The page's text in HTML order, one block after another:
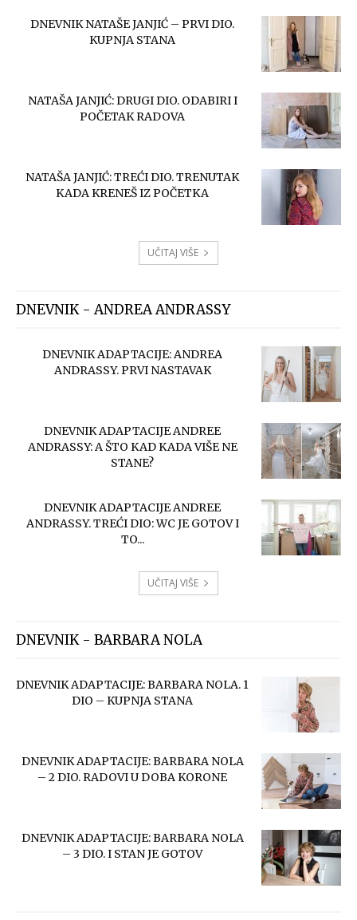
DNEVNIK NATAŠE JANJIĆ – PRVI DIO.
KUPNJA STANA
NATAŠA JANJIĆ: DRUGI DIO. ODABIRI I
POČETAK RADOVA
NATAŠA JANJIĆ: TREĆI DIO. TRENUTAK
KADA KRENEŠ IZ POČETKA
UČITAJ VIŠE
DNEVNIK - ANDREA ANDRASSY
DNEVNIK ADAPTACIJE: ANDREA
ANDRASSY. PRVI NASTAVAK
DNEVNIK ADAPTACIJE ANDREE
ANDRASSY: A ŠTO KAD KADA VIŠE NE
STANE?
DNEVNIK ADAPTACIJE ANDREE
ANDRASSY. TREĆI DIO: WC JE GOTOV I
TO...
UČITAJ VIŠE
DNEVNIK - BARBARA NOLA
DNEVNIK ADAPTACIJE: BARBARA NOLA. 1
DIO – KUPNJA STANA
DNEVNIK ADAPTACIJE: BARBARA NOLA
– 2 DIO. RADOVI U DOBA KORONE
DNEVNIK ADAPTACIJE: BARBARA NOLA
– 3 DIO. I STAN JE GOTOV